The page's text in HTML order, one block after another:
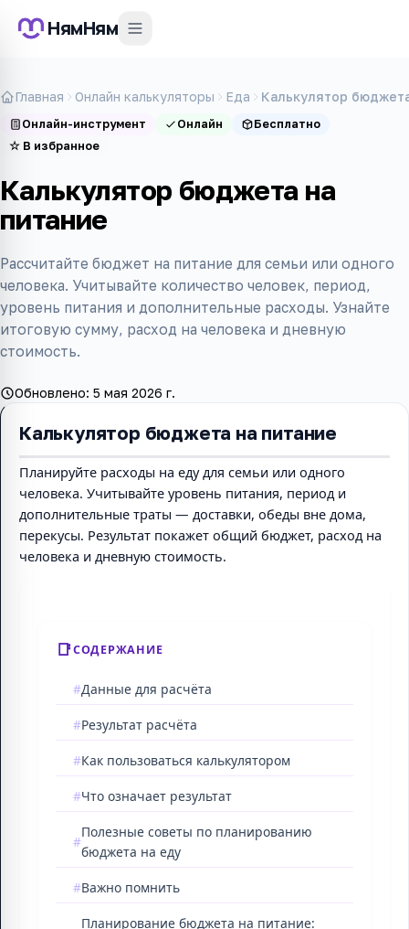
НямНям
Главная Онлайн калькуляторы Еда Калькулятор
Онлайн-инструмент Онлайн
Бесплатно
☆ В избранное
Калькулятор бюджета на
питание
Рассчитайте бюджет на питание для семьи или одного
человека. Учитывайте количество человек, период,
уровень питания и дополнительные расходы. Узнайте
итоговую сумму, расход на человека и дневную
стоимость.
Обновлено: 5 мая 2026 г.
Калькулятор бюджета на питание
Планируйте расходы на еду для семьи или одного
человека. Учитывайте уровень питания, период и
дополнительные траты — доставки, обеды вне дома,
перекусы. Результат покажет общий бюджет, расход на
человека и дневную стоимость.
СОДЕРЖАНИЕ
Данные для расчёта
Результат расчёта
Как пользоваться калькулятором
Что означает результат
Полезные советы по планированию
бюджета на еду
Важно помнить
Планирование бюджета на питание: